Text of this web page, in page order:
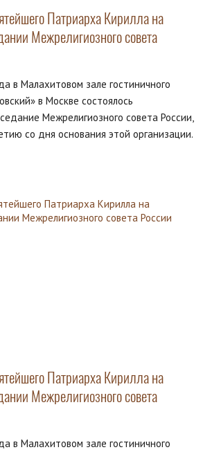
Патриарха Кирилла на
Межрелигиозного совета
в Малахитовом зале гостиничного
в Москве состоялось
Межрелигиозного совета России,
со дня основания этой организации.
Патриарха Кирилла на
Межрелигиозного совета
в Малахитовом зале гостиничного